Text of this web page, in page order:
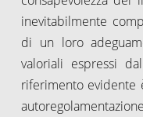
inevitabilmente
di un loro
valoriali espressi
riferimento evidente